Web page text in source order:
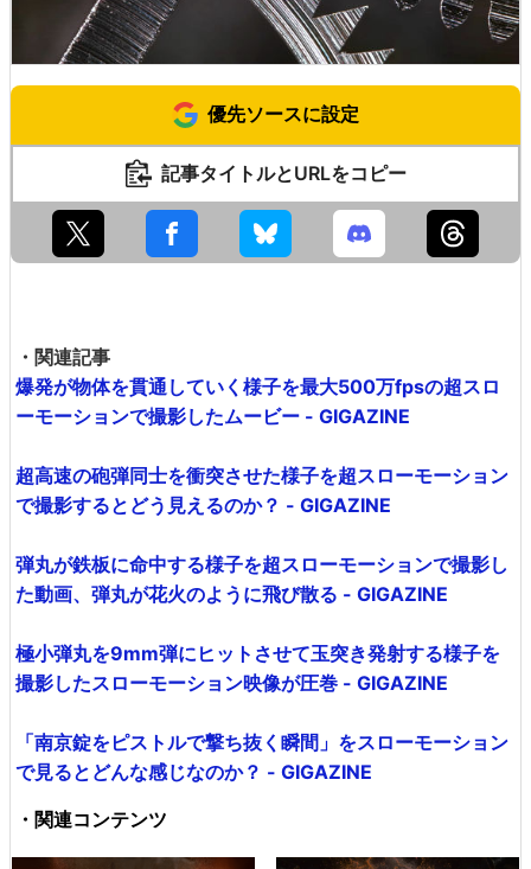
優先ソースに設定
記事タイトルとURLをコピー
・関連記事
爆発が物体を貫通していく様子を最大500万fpsの超スロ
ーモーションで撮影したムービー - GIGAZINE
超高速の砲弾同士を衝突させた様子を超スローモーション
で撮影するとどう見えるのか？ - GIGAZINE
弾丸が鉄板に命中する様子を超スローモーションで撮影し
た動画、弾丸が花火のように飛び散る - GIGAZINE
極小弾丸を9mm弾にヒットさせて玉突き発射する様子を
撮影したスローモーション映像が圧巻 - GIGAZINE
「南京錠をピストルで撃ち抜く瞬間」をスローモーション
で見るとどんな感じなのか？ - GIGAZINE
・関連コンテンツ